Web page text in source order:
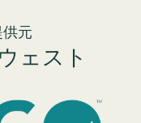
元
ェスト